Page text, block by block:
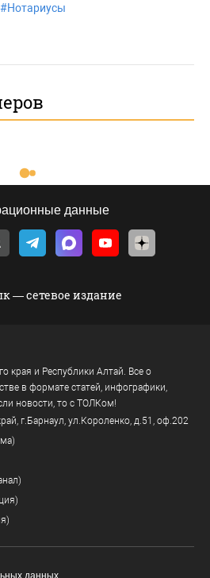
#Нотариусы
данные
— сетевое издание
края и Республики Алтай. Все о
в формате статей, инфографики,
новости, то с ТОЛКом!
г. Барнаул ул.Короленко, д.51, оф.202
данных